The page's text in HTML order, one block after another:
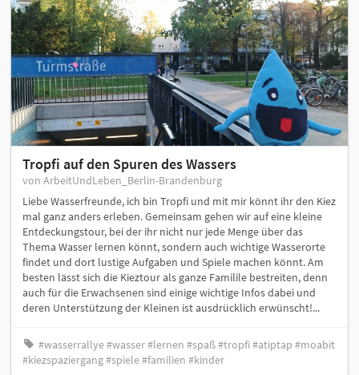
Tropfi auf den Spuren des Wassers
von ArbeitUndLeben_Berlin-Brandenburg
Liebe Wasserfreunde, ich bin Tropfi und mit mir könnt ihr den Kiez
mal ganz anders erleben. Gemeinsam gehen wir auf eine kleine
Entdeckungstour, bei der ihr nicht nur jede Menge über das
Thema Wasser lernen könnt, sondern auch wichtige Wasserorte
findet und dort lustige Aufgaben und Spiele machen könnt. Am
besten lässt sich die Kieztour als ganze Familile bestreiten, denn
auch für die Erwachsenen sind einige wichtige Infos dabei und
deren Unterstützung der Kleinen ist ausdrücklich erwünscht!...
#wasserrallye #wasser #lernen #spaß #tropfi #atiptap #moabit
#kiezspaziergang #spiele #familien #kinder